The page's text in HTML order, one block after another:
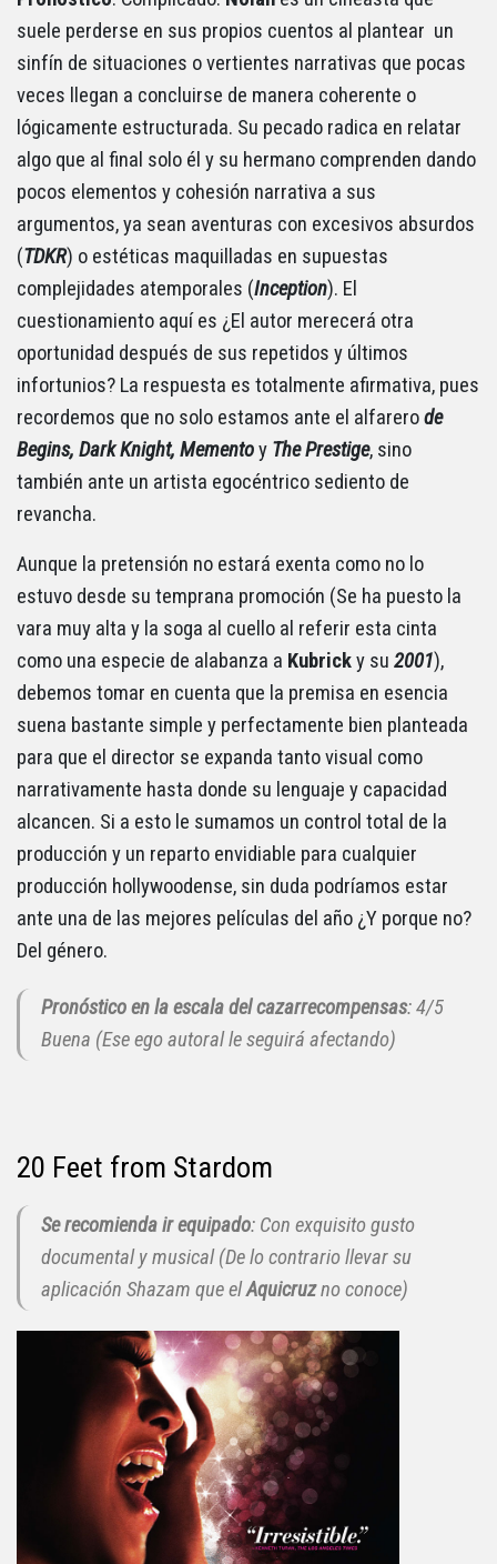
suele perderse en sus propios cuentos al plantear un
sinfín de situaciones o vertientes narrativas que pocas
veces llegan a concluirse de manera coherente o
lógicamente estructurada. Su pecado radica en relatar
algo que al final solo él y su hermano comprenden dando
pocos elementos y cohesión narrativa a sus
argumentos, ya sean aventuras con excesivos absurdos
(TDKR) o estéticas maquilladas en supuestas
complejidades atemporales (Inception). El
cuestionamiento aquí es ¿El autor merecerá otra
oportunidad después de sus repetidos y últimos
infortunios? La respuesta es totalmente afirmativa, pues
recordemos que no solo estamos ante el alfarerode
Begins, Dark Knight, Mementoy The Prestige, sino
también ante un artista egocéntrico sediento de
revancha.
Aunque la pretensión no estará exenta como no lo
estuvo desde su temprana promoción (Se ha puesto la
vara muy alta y la soga al cuello al referir esta cinta
como una especie de alabanza a Kubricky su 2001),
debemos tomar en cuenta que la premisa en esencia
suena bastante simple y perfectamente bien planteada
para que el director se expanda tanto visual como
narrativamente hasta donde su lenguaje y capacidad
alcancen. Si a esto le sumamos un control total de la
producción y un reparto envidiable para cualquier
producción hollywoodense, sin duda podríamos estar
ante una de las mejores películas del año ¿Y porque no?
Del género.
Pronóstico en la escala del cazarrecompensas: 4/5
Buena (Ese ego autoral le seguirá afectando)
20 Feet from Stardom
Se recomienda ir equipado: Con exquisito gusto
documental y musical (De lo contrario llevar su
aplicación Shazam que elAquicruzno conoce)